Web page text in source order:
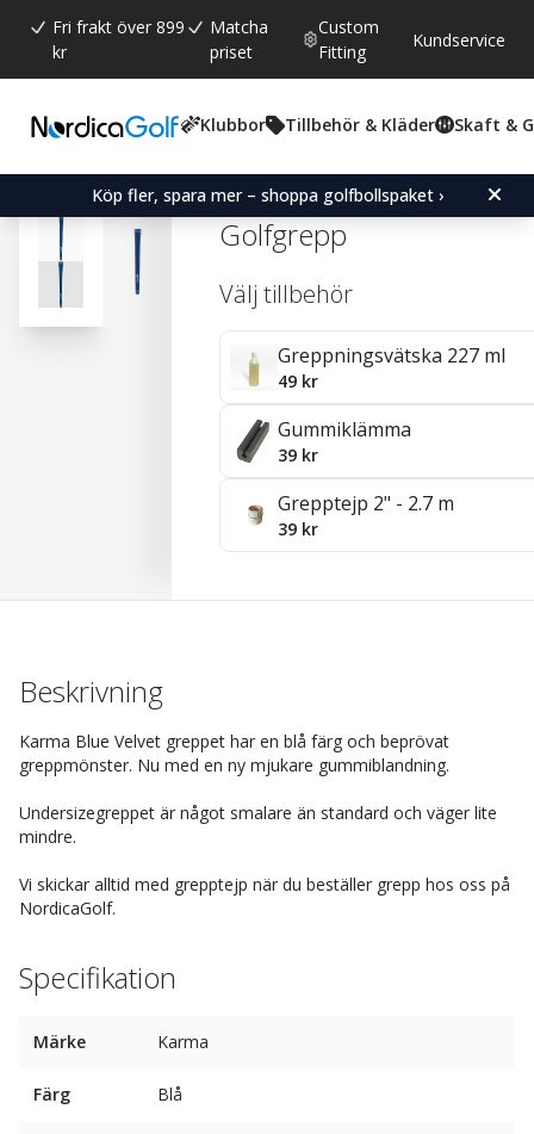
Fri frakt över 899
kr
Matcha
priset
Custom
Fitting
Kundservice
Klubbor Tillbehör & Kläder Skaft &
Köp fler, spara mer – shoppa golfbollspaket ›
Snittbetyg:
4.6 (röster:
2261)
Karma Blue Velvet
Golfgrepp
Välj tillbehör
Greppningsvätska 227 ml
49 kr
Gummiklämma
39 kr
Grepptejp 2" - 2.7 m
39 kr
Beskrivning
Karma Blue Velvet greppet har en blå färg och beprövat
greppmönster. Nu med en ny mjukare gummiblandning.
Undersizegreppet är något smalare än standard och väger lite
mindre.
Vi skickar alltid med grepptejp när du beställer grepp hos oss på
NordicaGolf.
Specifikation
Märke Karma
Färg Blå